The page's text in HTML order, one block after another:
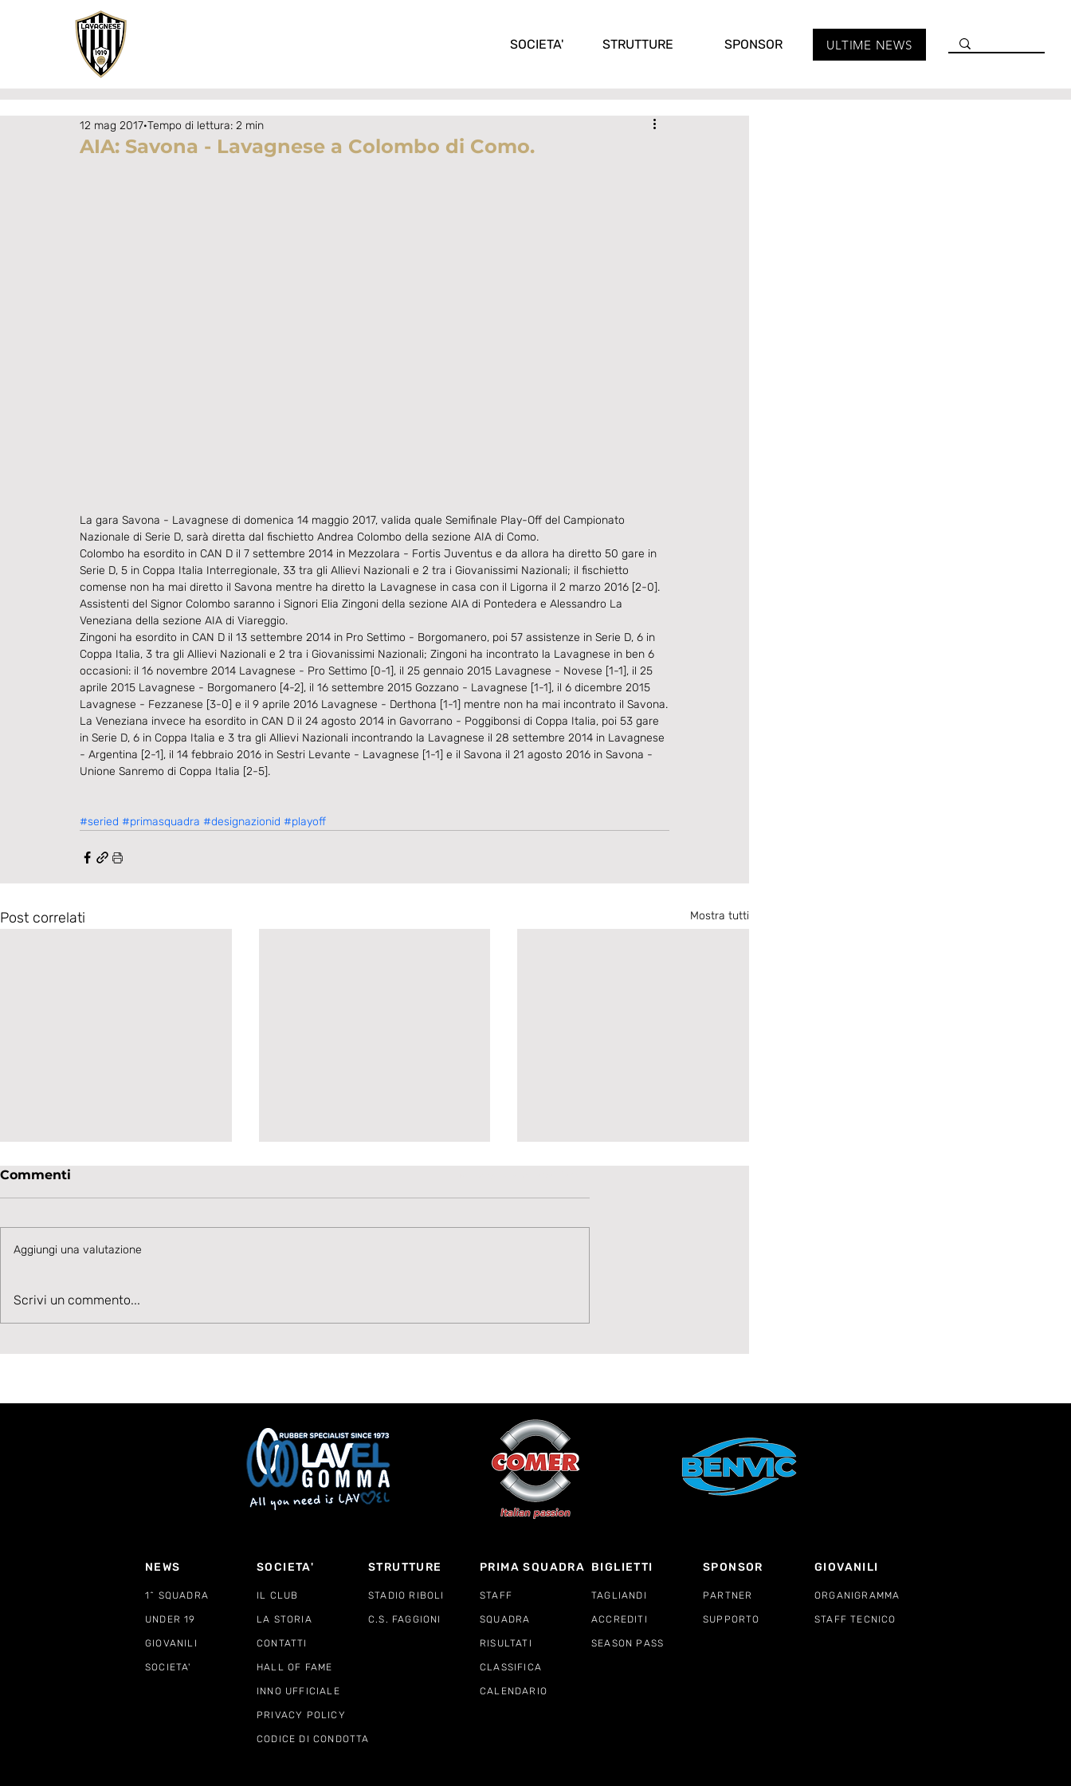
SOCIETA' STRUTTURE SPONSOR ULTIME NEWS
AIA: Savona - Lavagnese a Colombo di Como.
12 mag 2017 Tempo di lettura: 2 min
La gara Savona - Lavagnese di domenica 14 maggio 2017, valida quale Semifinale Play-Off del Campionato
Nazionale di Serie D, sarà diretta dal fischietto Andrea Colombo della sezione AIA di Como.
Colombo ha esordito in CAN D il 7 settembre 2014 in Mezzolara - Fortis Juventus e da allora ha diretto 50 gare in
Serie D, 5 in Coppa Italia Interregionale, 33 tra gli Allievi Nazionali e 2 tra i Giovanissimi Nazionali; il fischietto
comense non ha mai diretto il Savona mentre ha diretto la Lavagnese in casa con il Ligorna il 2 marzo 2016 [2-0].
Assistenti del Signor Colombo saranno i Signori Elia Zingoni della sezione AIA di Pontedera e Alessandro La
Veneziana della sezione AIA di Viareggio.
Zingoni ha esordito in CAN D il 13 settembre 2014 in Pro Settimo - Borgomanero, poi 57 assistenze in Serie D, 6 in
Coppa Italia, 3 tra gli Allievi Nazionali e 2 tra i Giovanissimi Nazionali; Zingoni ha incontrato la Lavagnese in ben 6
occasioni: il 16 novembre 2014 Lavagnese - Pro Settimo [0-1], il 25 gennaio 2015 Lavagnese - Novese [1-1], il 25
aprile 2015 Lavagnese - Borgomanero [4-2], il 16 settembre 2015 Gozzano - Lavagnese [1-1], il 6 dicembre 2015
Lavagnese - Fezzanese [3-0] e il 9 aprile 2016 Lavagnese - Derthona [1-1] mentre non ha mai incontrato il Savona.
La Veneziana invece ha esordito in CAN D il 24 agosto 2014 in Gavorrano - Poggibonsi di Coppa Italia, poi 53 gare
in Serie D, 6 in Coppa Italia e 3 tra gli Allievi Nazionali incontrando la Lavagnese il 28 settembre 2014 in Lavagnese
- Argentina [2-1], il 14 febbraio 2016 in Sestri Levante - Lavagnese [1-1] e il Savona il 21 agosto 2016 in Savona -
Unione Sanremo di Coppa Italia [2-5].
#seried #primasquadra #designazionid #playoff
Post correlati Mostra tutti
LAVAGNESE - GENOA
Commenti
Aggiungi una valutazione
Scrivi un commento...
NEWS SOCIETA' STRUTTURE PRIMA SQUADRA BIGLIETTI SPONSOR
1^ SQUADRA IL CLUB STADIO RIBOLI STAFF TAGLIANDI PARTNER
UNDER 19 LA STORIA C.S. FAGGIONI SQUADRA ACCREDITI SUPPORTO
GIOVANILI CONTATTI
SOCIETA' HALL OF FAME
INNO UFFICIALE
RISULTATI SEASON PASS
CLASSIFICA
CALENDARIO
GIOVANILI
ORGANIGRAMMA
STAFF TECNICO
PRIVACY POLICY
CODICE DI CONDOTTA